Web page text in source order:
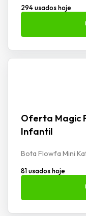
294 usados hoje
Oferta Magic
Infantil
Bota Flowfa Mini
81 usados hoje